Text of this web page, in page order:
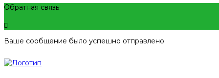
Обратная связь
Ваше сообщение было успешно отправлено